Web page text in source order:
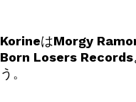
KorineはMorgy
Born Losers Records
う。